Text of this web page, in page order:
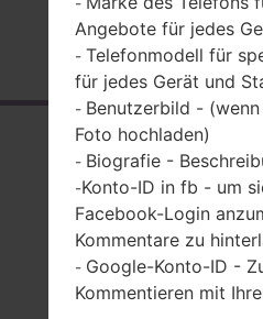
Startseite Serie → LG
akaLG
Angebote für jedes
- Telefonmodell für
für jedes Gerät und
- Benutzerbild -
Foto hochladen)
- Biografie -
-Konto-ID in fb - um
Facebook-Login
Kommentare zu
- Google-Konto-ID -
Kommentieren mit